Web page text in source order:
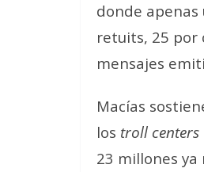
donde
retuits, 25 por
mensajes
Macías
los troll centers
23 millones